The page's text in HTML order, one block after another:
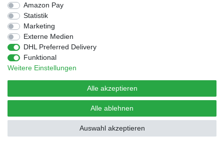
Amazon Pay
Statistik
Marketing
Externe Medien
DHL Preferred Delivery
Funktional
Weitere Einstellungen
Alle akzeptieren
Alle ablehnen
Auswahl akzeptieren